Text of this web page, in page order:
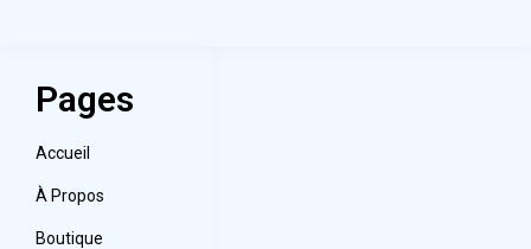
Pages
Accueil
À Propos
Boutique